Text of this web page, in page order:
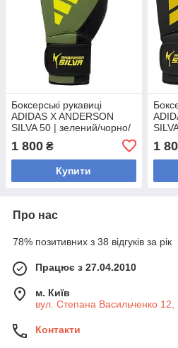
Боксерські рукавиці
ADIDAS X ANDERSON
SILVA 50 | зелений/чорно/
ADIAS50TG
1 800 ₴
Купити
1
Про нас
78% позитивних з 38 відгуків за рік
Працює з 27.04.2010
м. Київ
вул. Степана Васильченко 12,
Контакти